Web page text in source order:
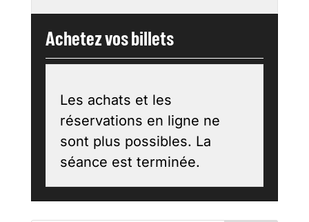
Achetez vos billets
Les achats et les
réservations en ligne ne
sont plus possibles. La
séance est terminée.